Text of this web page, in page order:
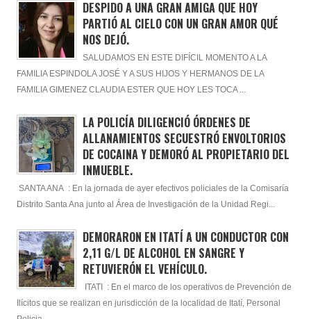
DESPIDO A UNA GRAN AMIGA QUE HOY
PARTIÓ AL CIELO CON UN GRAN AMOR QUÉ
NOS DEJÓ.
SALUDAMOS EN ESTE DIFÍCIL MOMENTO A LA
FAMILIA ESPINDOLA JOSÉ Y A SUS HIJOS Y HERMANOS DE LA
FAMILIA GIMENEZ CLAUDIA ESTER QUE HOY LES TOCA ...
LA POLICÍA DILIGENCIÓ ÓRDENES DE
ALLANAMIENTOS SECUESTRÓ ENVOLTORIOS
DE COCAINA Y DEMORÓ AL PROPIETARIO DEL
INMUEBLE.
SANTA ANA : En la jornada de ayer efectivos policiales de la Comisaría
Distrito Santa Ana junto al Área de Investigación de la Unidad Regi...
DEMORARON EN ITATÍ A UN CONDUCTOR CON
2,11 G/L DE ALCOHOL EN SANGRE Y
RETUVIERÓN EL VEHÍCULO.
ITATI : En el marco de los operativos de Prevención de
Ilícitos que se realizan en jurisdicción de la localidad de Itatí, Personal